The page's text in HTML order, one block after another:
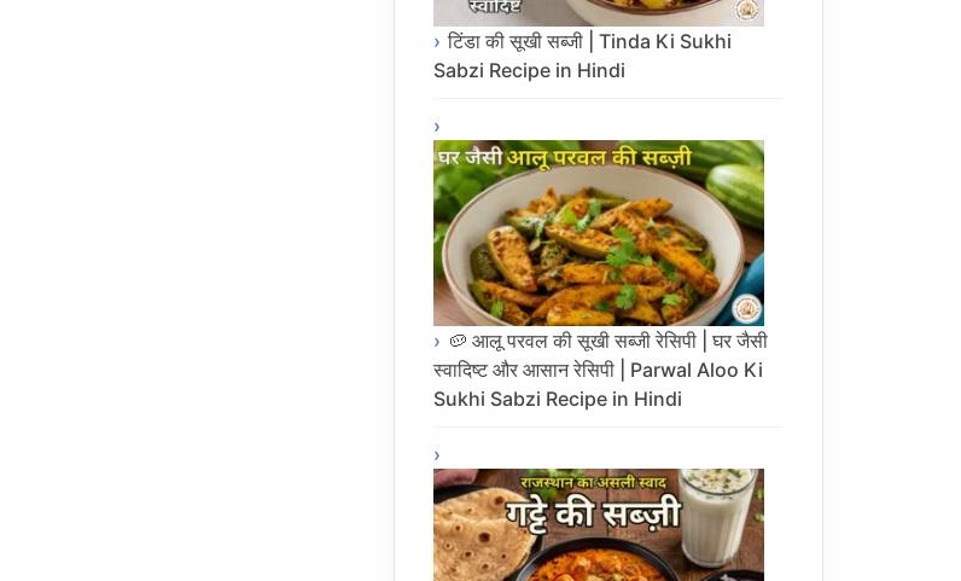
टिंडा की सूखी सब्जी | Tinda Ki Sukhi
Sabzi Recipe in Hindi
🥔 आलू परवल की सूखी सब्जी रेसिपी | घर जैसी
स्वादिष्ट और आसान रेसिपी | Parwal Aloo Ki
Sukhi Sabzi Recipe in Hindi